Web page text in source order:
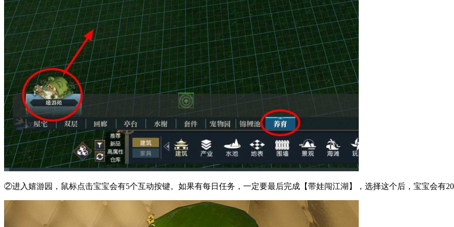
②进入嬉游园，鼠标点击宝宝会有5个互动按键。如果有每日任务，一定要最后完成【带娃闯江湖】，选择这个后，宝宝会有20